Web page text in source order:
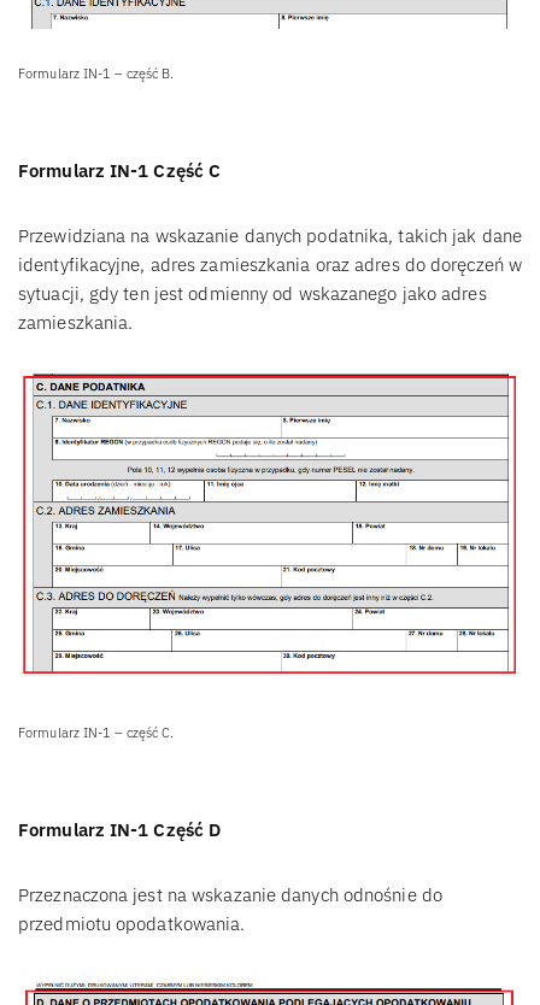
Formularz IN-1 – część B.
Formularz IN-1 Część C
Przewidziana na wskazanie danych podatnika, takich jak dane
identyfikacyjne, adres zamieszkania oraz adres do doręczeń w
sytuacji, gdy ten jest odmienny od wskazanego jako adres
zamieszkania.
Formularz IN-1 – część C.
Formularz IN-1 Część D
Przeznaczona jest na wskazanie danych odnośnie do
przedmiotu opodatkowania.